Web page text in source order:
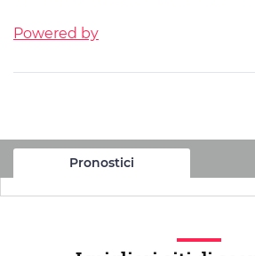
Powered by
Pronostici